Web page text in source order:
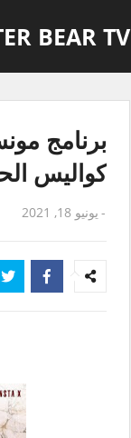
BEAR TV
كواليس الحلقة 9 و 10
- يونيو 18, 2021